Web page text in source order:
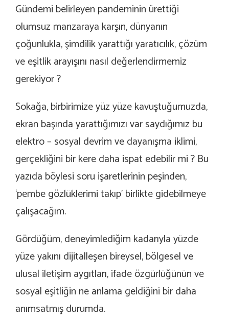
Gündemi belirleyen pandeminin ürettiği
olumsuz manzaraya karşın, dünyanın
çoğunlukla, şimdilik yarattığı yaratıcılık, çözüm
ve eşitlik arayışını nasıl değerlendirmemiz
gerekiyor ?
Sokağa, birbirimize yüz yüze kavuştuğumuzda,
ekran başında yarattığımızı var saydığımız bu
elektro – sosyal devrim ve dayanışma iklimi,
gerçekliğini bir kere daha ispat edebilir mi ? Bu
yazıda böylesi soru işaretlerinin peşinden,
‘pembe gözlüklerimi takıp’ birlikte gidebilmeye
çalışacağım.
Gördüğüm, deneyimlediğim kadarıyla yüzde
yüze yakını dijitalleşen bireysel, bölgesel ve
ulusal iletişim aygıtları, ifade özgürlüğünün ve
sosyal eşitliğin ne anlama geldiğini bir daha
anımsatmış durumda.